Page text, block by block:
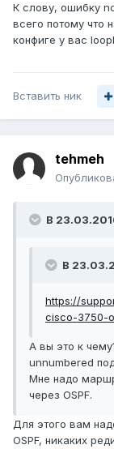
К слову, ошибку
всего потому что
конфиге у вас
Вставить ник
tehmeh
В
В
https://
cisco-3750-
А вы это к
unnumbered
Мне надо
через OSPF.
Для этого вам
OSPF, никаких